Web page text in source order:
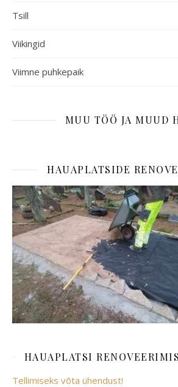
Tsill
Viikingid
Viimne puhkepaik
MUU TÖÖ JA MUUD
HAUAPLATSIDE
HAUAPLATSI
Tellimiseks võta ühendust!